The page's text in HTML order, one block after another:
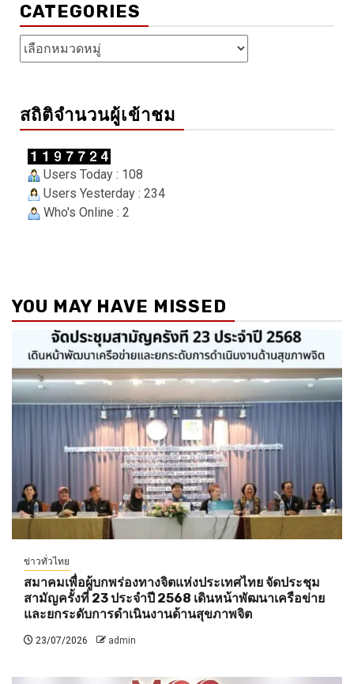
CATEGORIES
Categories
สถิติจำนวนผู้เข้าชม
Users Today : 108
Users Yesterday : 234
Who's Online : 2
YOU MAY HAVE MISSED
ข่าวทั่วไทย
สมาคมเพื่อผู้บกพร่องทางจิตแห่งประเทศไทย จัดประชุม
สามัญครั้งที่ 23 ประจำปี 2568 เดินหน้าพัฒนาเครือข่าย
และยกระดับการดำเนินงานด้านสุขภาพจิต
23/07/2026 admin